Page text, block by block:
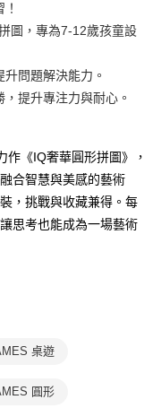
即使用無須另外申請。
自動跳轉到大哥付的交易
截止日，確認付款後即完
易確認頁面所載為準。
未通過，訂單將自動取
付你分期系統評分，恕無
於每月結算日後寄送繳費提
台灣大直營門市／銀行轉
由商店將買賣／分期付款
目的，商店將以您的個人
、核對及更正。
oppay.tw/userRule
。
。
跳轉至「AFTEE先享後付」
結帳。
您需要取消訂單，請聯絡
有效，需透過AFTEE先享
頁面顯示為準，若有關於
support/home
適用於郵局i郵箱）
圖，專為7-12歲孩童設
問題解決能力。
提升專注力與耐心。
《IQ奢華圓形拼圖》，
合智慧與美感的藝術
，挑戰與收藏兼得。每
思考也能成為一場藝術
桌遊
圓形